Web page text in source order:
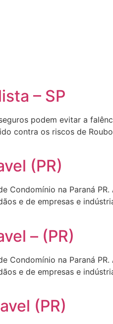
– SP
podem evitar a
contra os riscos de
(PR)
Condomínio na Paraná
e de empresas e
– (PR)
Condomínio na Paraná
e de empresas e
(PR)